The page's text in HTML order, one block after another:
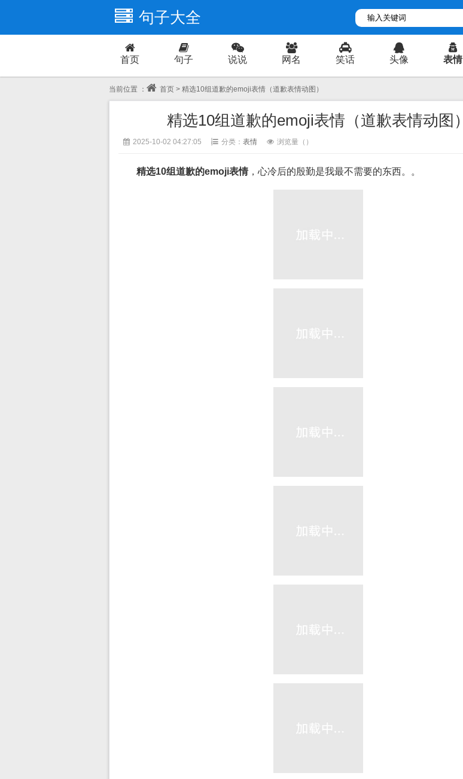
句子大全
首页 句子 说说 网名 笑话 头像 表情
爱情
当前位置 ： 首页 > 精选10组道歉的emoji表情（道歉表情动图）
精选10组道歉的emoji表情（道歉表情动图）
2025-10-02 04:27:05 分类： 表情 浏览量（ ）
精选10组道歉的emoji表情，心冷后的殷勤是我最不需要的东西。。